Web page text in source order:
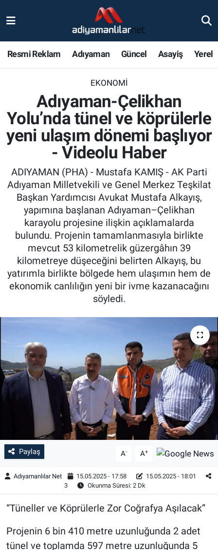
Resmi Reklam Adıyaman Güncel Asayiş Yerel
EKONOMI
Adıyaman-Çelikhan
Yolu’nda tünel ve köprülerle
yeni ulaşım dönemi başlıyor
- Videolu Haber
ADIYAMAN (PHA) - Mustafa KAMIŞ - AK Parti
Adıyaman Milletvekili ve Genel Merkez Teşkilat
Başkan Yardımcısı Avukat Mustafa Alkayış,
yapımına başlanan Adıyaman–Çelikhan
karayolu projesine ilişkin açıklamalarda
bulundu. Projenin tamamlanmasıyla birlikte
mevcut 53 kilometrelik güzergâhın 39
kilometreye düşeceğini belirten Alkayış, bu
yatırımla birlikte bölgede hem ulaşımın hem de
ekonomik canlılığın yeni bir ivme kazanacağını
söyledi.
Paylaş A- A+
Adıyamanlılar Net 15.05.2025 - 17:58
15.05.2025 - 18:01
3
Okunma Süresi: 2 Dk
“Tüneller ve Köprülerle Zor Coğrafya Aşılacak”
Projenin 6 bin 410 metre uzunluğunda 2 adet
tünel ve toplamda 597 metre uzunluğunda 5
Magazin
Bölge Haberleri
Asayiş
Sağlık
Özel Haber
Kültür Sanat
Eğitim
Çevre
BİLİM VE TEKNOLOJİ
Şambayat Haber
Nöbetçi Eczaneler
Adiyaman Namaz Vakitleri
Trafik Durumu
Süper Lig Puan Durumu ve Fikstür
Tüm Manşetler
Son Dakika Haberleri
Haber Arşivi